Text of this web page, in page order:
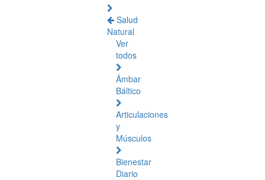
Salud
Natural
Ver
todos
Ámbar
Báltico
Articulaciones
y
Músculos
Bienestar
Diario